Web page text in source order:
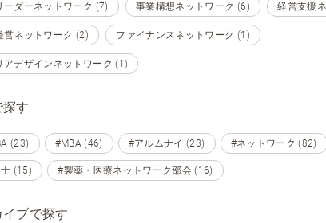
ーダーネットワーク (7) 事業構想ネットワーク (6) 経営支援
営ネットワーク (2) ファイナンスネットワーク (1)
アデザインネットワーク (1)
探す
(23) #MBA (46) #アルムナイ (23) #ネットワーク (82)
(15) #製薬・医療ネットワーク部会 (16)
イブで探す